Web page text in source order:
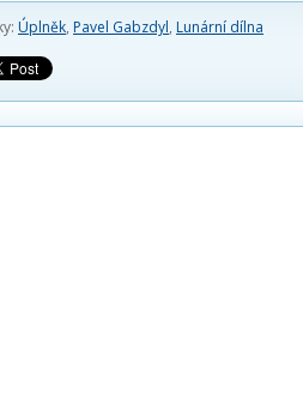
Úplněk, Pavel Gabzdyl, Lunární dílna